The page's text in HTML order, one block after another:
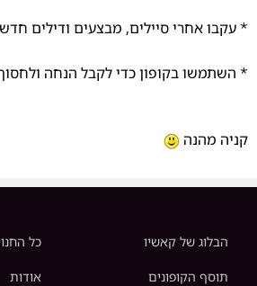
* עקבו אחרי סיילים, מבצעים ודילים
* השתמשו בקופון כדי לקבל הנחה ולחסוך
קניה מהנה
הבלוג של קאשיו כל
תוסף הקופונים אודות